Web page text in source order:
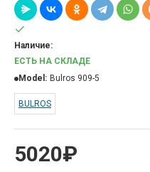
5020₽
Наличие:
ЕСТЬ НА СКЛАДЕ
Model: Bulros 909-5
BULROS